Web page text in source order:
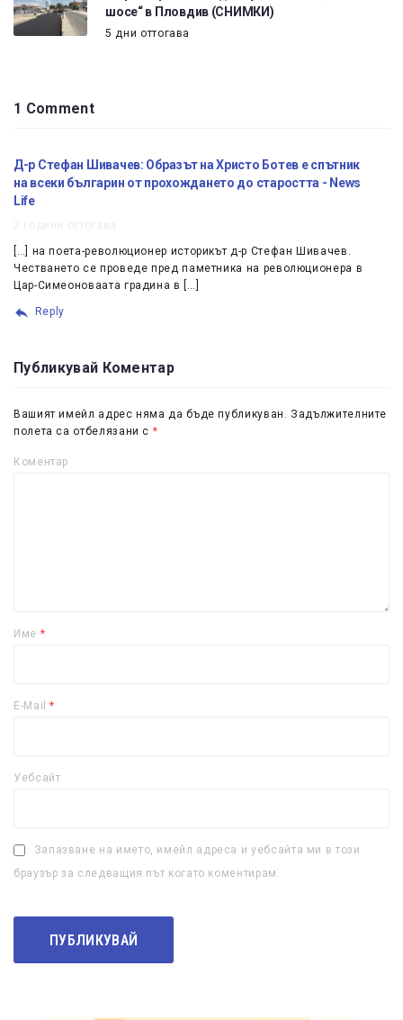
шосе“ в Пловдив (СНИМКИ)
5 дни оттогава
1 Comment
Д-р Стефан Шивачев: Образът на Христо Ботев е спътник
на всеки българин от прохождането до старостта - News
Life
[…] на поета-революционер историкът д-р Стефан Шивачев.
Честването се проведе пред паметника на революционера в
Цар-Симеоноваата градина в […]
Reply
Публикувай Коментар
Вашият имейл адрес няма да бъде публикуван. Задължителните
полета са отбелязани с *
Коментар
Име *
E-Mail*
Уебсайт
Запазване на името, имейл адреса и уебсайта ми в този
браузър за следващия път когато коментирам.